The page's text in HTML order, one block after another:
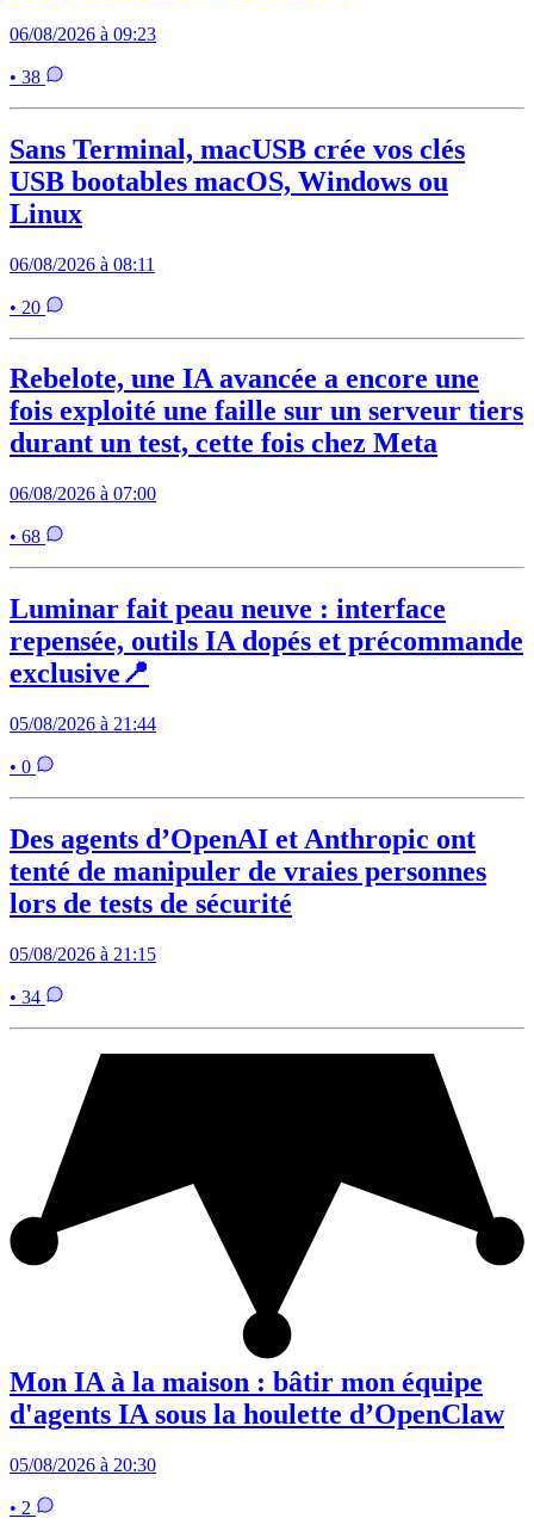
06/08/2026 à 09:23
• 38
Sans Terminal, macUSB crée vos clés
USB bootables macOS, Windows ou
Linux
06/08/2026 à 08:11
• 20
Rebelote, une IA avancée a encore une
fois exploité une faille sur un serveur tiers
durant un test, cette fois chez Meta
06/08/2026 à 07:00
• 68
Luminar fait peau neuve : interface
repensée, outils IA dopés et précommande
exclusive📍
05/08/2026 à 21:44
• 0
Des agents d’OpenAI et Anthropic ont
tenté de manipuler de vraies personnes
lors de tests de sécurité
05/08/2026 à 21:15
• 34
Mon IA à la maison : bâtir mon équipe
d'agents IA sous la houlette d’OpenClaw
05/08/2026 à 20:30
• 2